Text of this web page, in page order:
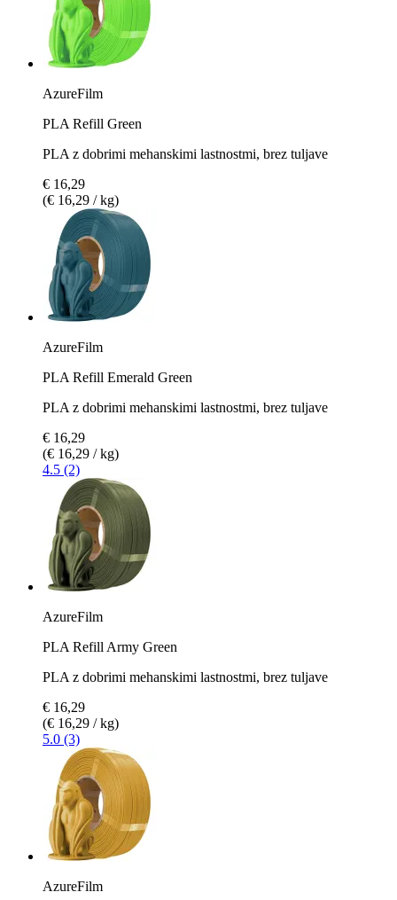
AzureFilm
PLA Refill Green
PLA z dobrimi mehanskimi lastnostmi, brez tuljave
€ 16,29
(€ 16,29 / kg)
AzureFilm
PLA Refill Emerald Green
PLA z dobrimi mehanskimi lastnostmi, brez tuljave
€ 16,29
(€ 16,29 / kg)
4.5 (2)
AzureFilm
PLA Refill Army Green
PLA z dobrimi mehanskimi lastnostmi, brez tuljave
€ 16,29
(€ 16,29 / kg)
5.0 (3)
AzureFilm